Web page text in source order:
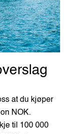
at du kjøper
NOK.
til 100 000